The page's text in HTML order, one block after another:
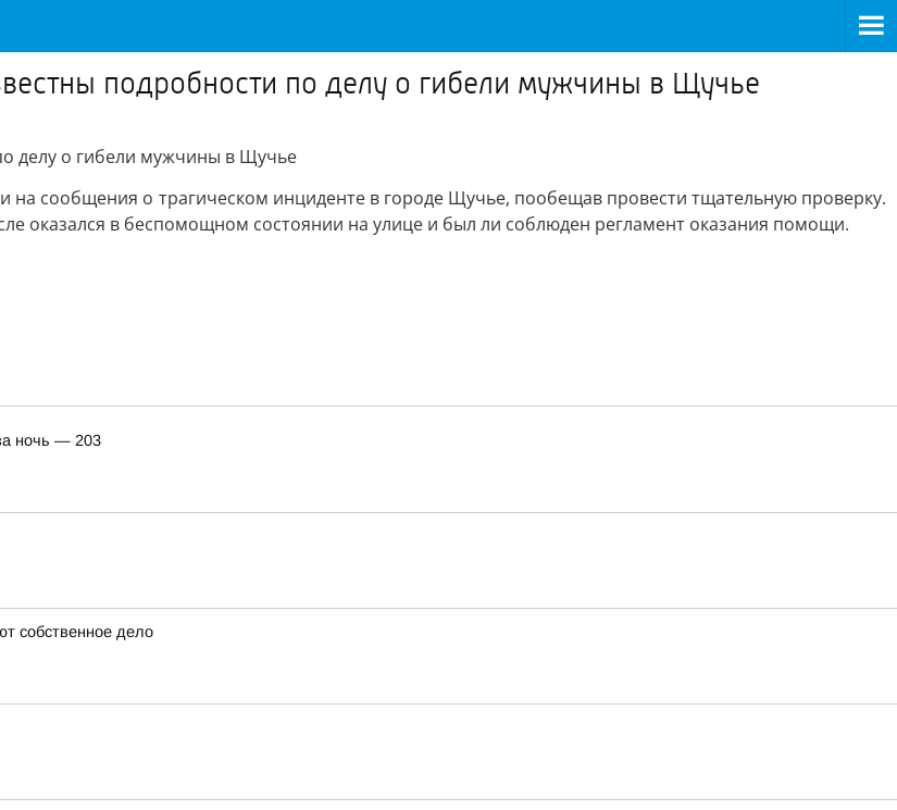
подробности по делу о гибели мужчины в Щучье
делу о гибели мужчины в Щучье
на сообщения о трагическом инциденте в городе Щучье, пообещав провести тщательную проверку.
оказался в беспомощном состоянии на улице и был ли соблюден регламент оказания помощи.
ночь — 203
собственное дело